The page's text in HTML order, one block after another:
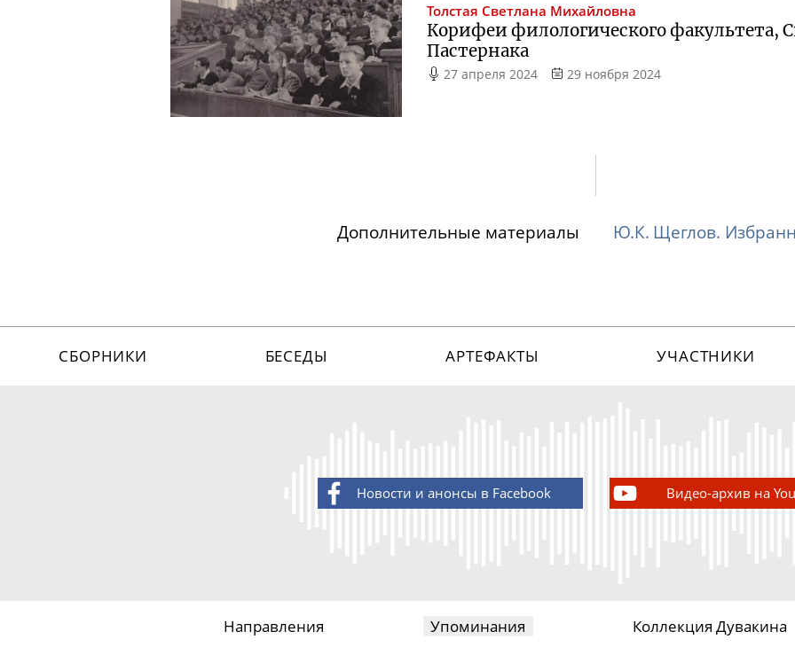
Толстая Светлана Михайловна
Корифеи филологического факультета,
Пастернака
27 апреля 2024 29 ноября 2024
Дополнительные материалы Ю.К. Щеглов.
СБОРНИКИ БЕСЕДЫ АРТЕФАКТЫ УЧАСТНИКИ
Новости и анонсы в Facebook Видео-архив на
Направления Упоминания Коллекция Дувакина